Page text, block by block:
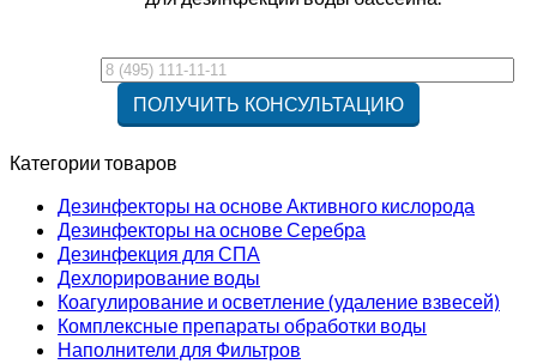
Категории товаров
Дезинфекторы на основе Активного кислорода
Дезинфекторы на основе Серебра
Дезинфекция для СПА
Дехлорирование воды
Коагулирование и осветление (удаление взвесей)
Комплексные препараты обработки воды
Наполнители для Фильтров